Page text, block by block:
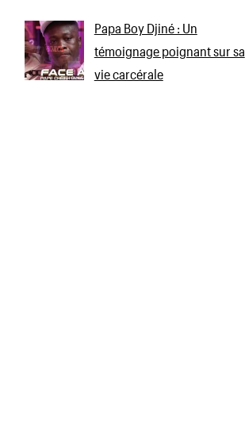
Papa Boy Djiné : Un
témoignage poignant sur sa
vie carcérale